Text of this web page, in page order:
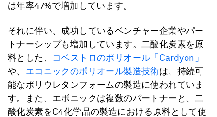
は年率47%で増加しています。
それに伴い、成功しているベンチャー企業やパー
トナーシップも増加しています。二酸化炭素を原
料とした、 コベストロのポリオール「Cardyon」
や、 エコニックのポリオール製造技術は、持続可
能なポリウレタンフォームの製造に使われていま
す。また、エボニックは複数のパートナーと、二
酸化炭素をC4化学品の製造における原料として使